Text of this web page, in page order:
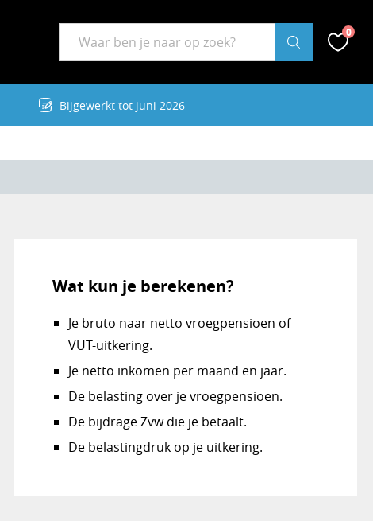
Zoek op RekenBuddy
Zoek
0
Bijgewerkt tot juni 2026
Wat kun je berekenen?
Je bruto naar netto vroegpensioen of
VUT-uitkering.
Je netto inkomen per maand en jaar.
De belasting over je vroegpensioen.
De bijdrage Zvw die je betaalt.
De belastingdruk op je uitkering.